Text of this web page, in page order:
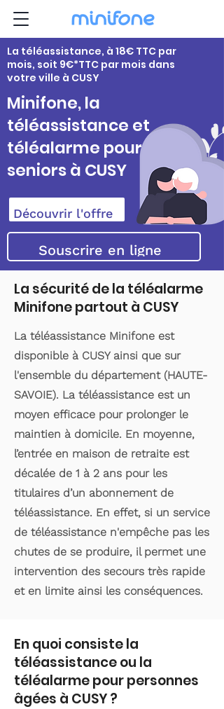
La téléassistance, à 18€ TTC par
mois, soit 9€*TTC par mois dans
votre ville à CUSY
Minifone, la
téléassistance et
téléalarme pour
seniors à CUSY
Découvrir l'offre
Souscrire en ligne
La sécurité de la téléalarme
Minifone partout à CUSY
La téléassistance Minifone est
disponible à CUSY ainsi que sur
l'ensemble du département (HAUTE-
SAVOIE). La téléassistance est un
moyen efficace pour prolonger le
maintien à domicile. En moyenne,
l’entrée en maison de retraite est
décalée de 1 à 2 ans pour les
titulaires d’un abonnement de
téléassistance. En effet, si un service
de téléassistance n'empêche pas les
chutes de se produire, il permet une
intervention des secours très rapide
et en limite ainsi les conséquences.
En quoi consiste la
téléassistance ou la
téléalarme pour personnes
âgées à CUSY ?